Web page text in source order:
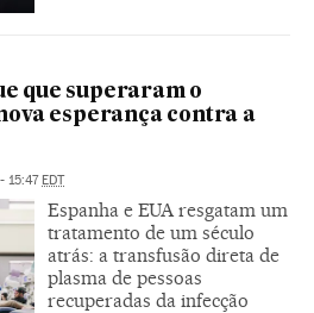
que superaram o
esperança contra a
15:47EDT
Espanha e EUA resgatam um
tratamento de um século
atrás: a transfusão direta de
plasma de pessoas
recuperadas da infecção